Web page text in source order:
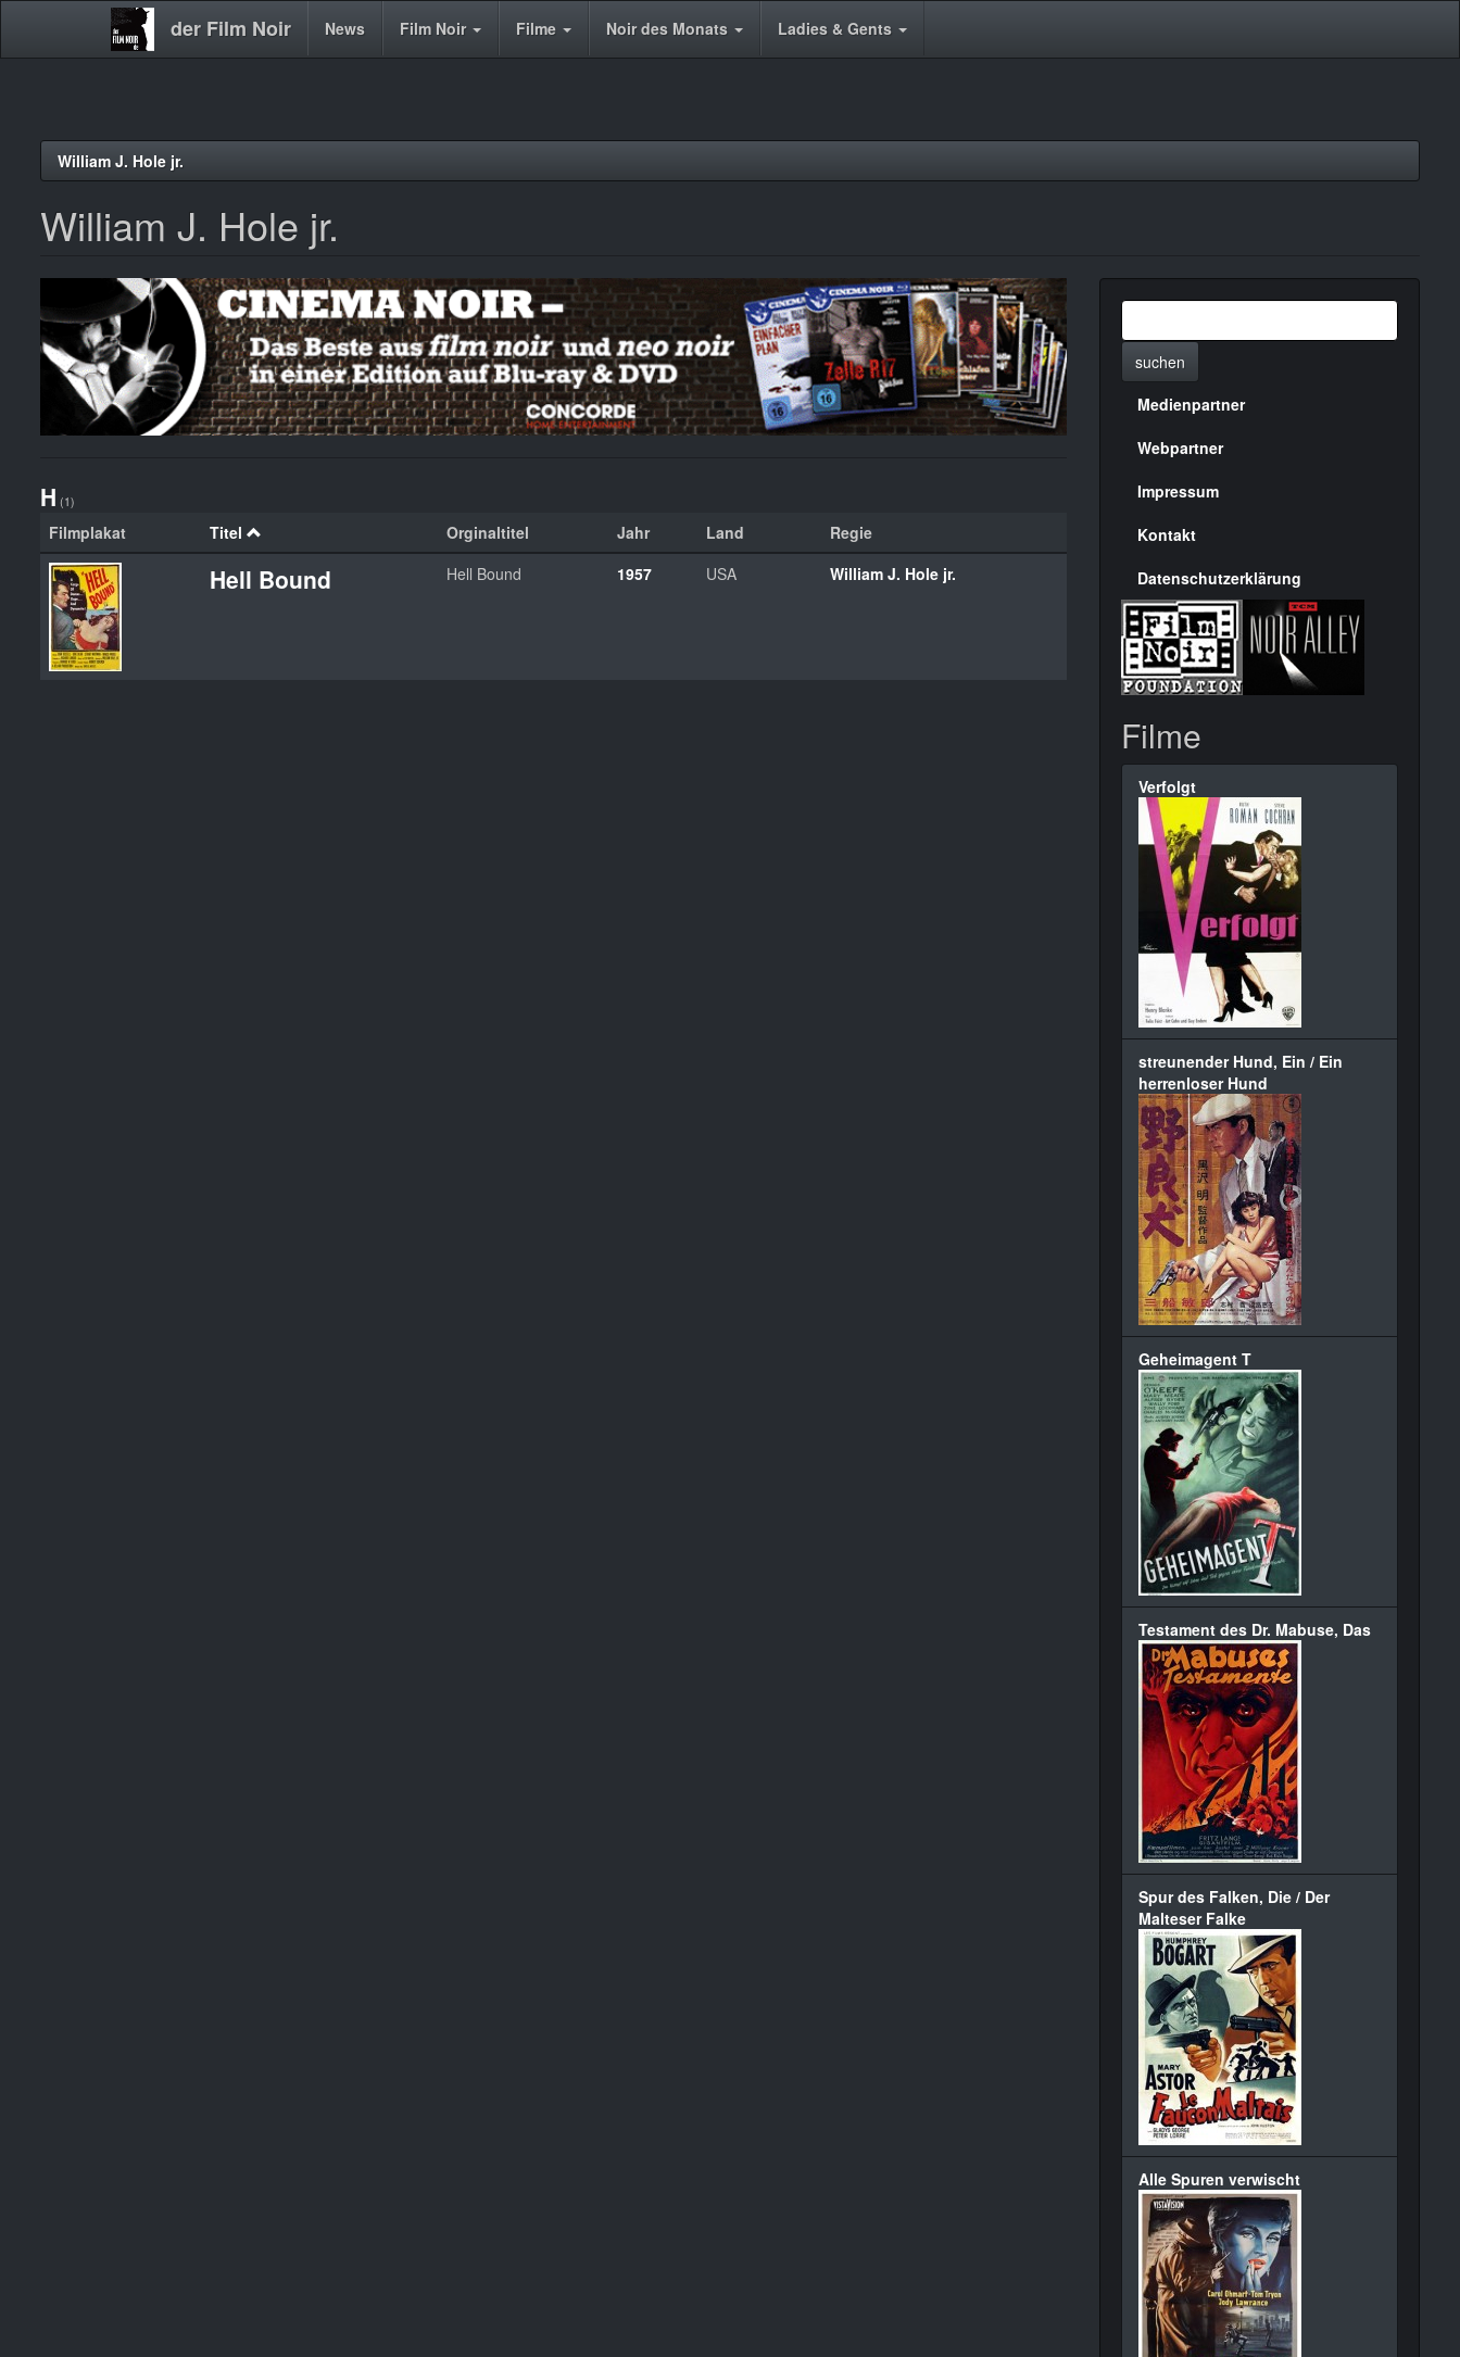
der Film Noir
Main News Film Noir Filme Noir des Monats Ladies & Gents
William J. Hole jr.
William J. Hole jr.
H (1)
Filmplakat Titel Orginaltitel Jahr Land Regie
Hell Bound Hell Bound 1957 USA William J. Hole jr.
suchen
Menülinks
rechte
Seite
Medienpartner
Webpartner
Impressum
Kontakt
Datenschutzerklärung
Filme
Verfolgt
streunender Hund, Ein / Ein
herrenloser Hund
Geheimagent T
Testament des Dr. Mabuse, Das
Spur des Falken, Die / Der
Malteser Falke
Alle Spuren verwischt